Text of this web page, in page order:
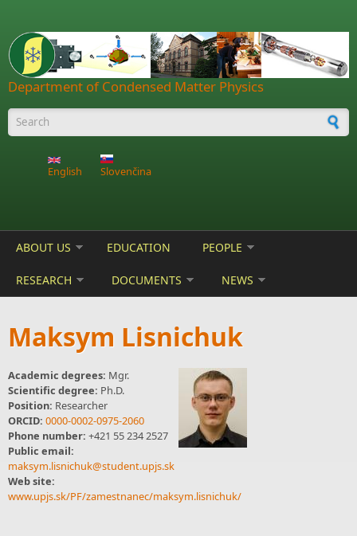
Department of Condensed Matter Physics
Search form
English Slovenčina
ABOUT US EDUCATION PEOPLE
RESEARCH DOCUMENTS NEWS
Maksym Lisnichuk
Academic degrees: Mgr.
Scientific degree: Ph.D.
Position: Researcher
ORCID: 0000-0002-0975-2060
Phone number: +421 55 234 2527
Public email:
maksym.lisnichuk@student.upjs.sk
Web site:
www.upjs.sk/PF/zamestnanec/maksym.lisnichuk/